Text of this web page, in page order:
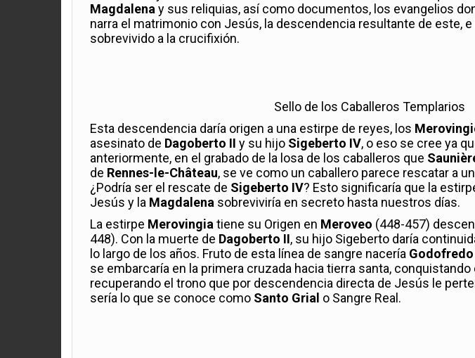
Magdalena y sus reliquias, así como documentos, los evangelios
narra el matrimonio con Jesús, la descendencia resultante de este,
sobrevivido a la crucifixión.
Sello de los Caballeros Templarios
Esta descendencia daría origen a una estirpe de reyes, los
asesinato de Dagoberto II y su hijo Sigeberto IV, o eso se cree ya
anteriormente, en el grabado de la losa de los caballeros que
de Rennes-le-Château, se ve como un caballero parece rescatar a
¿Podría ser el rescate de Sigeberto IV? Esto significaría que la
Jesús y la Magdalena sobreviviría en secreto hasta nuestros días.
La estirpe Merovingia tiene su Origen en Meroveo (448-457)
448). Con la muerte de Dagoberto II, su hijo Sigeberto daría
lo largo de los años. Fruto de esta línea de sangre nacería
se embarcaría en la primera cruzada hacia tierra santa,
recuperando el trono que por descendencia directa de Jesús le
sería lo que se conoce como Santo Grial o Sangre Real.